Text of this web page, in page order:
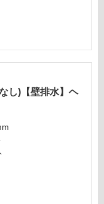
し)【壁排水】ヘ